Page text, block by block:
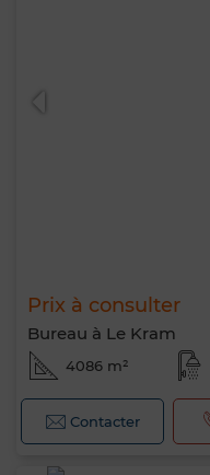
Prix à consulter
Bureau à Le Kram
4086 m²
Contacter